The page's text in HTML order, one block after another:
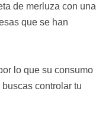
de merluza con una
que se han
lo que su consumo
controlar tu